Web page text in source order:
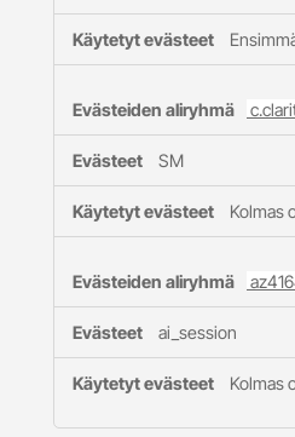
SM
Kolmas
ai_session
Kolmas